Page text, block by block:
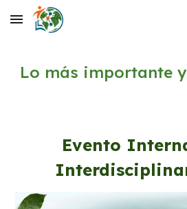
Skip to main content
Lo más importante
Evento